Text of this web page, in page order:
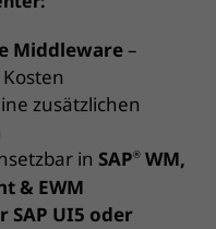
Middleware–
zusätzlichen
in SAP® WM,
& EWM
SAP UI5 oder